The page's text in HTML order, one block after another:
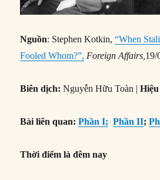
Nguồn: Stephen Kotkin,“When
Fooled Whom?”, Foreign Affairs, 19/
Biên dịch:Nguyễn Hữu Toàn |
Bài liên quan:Phần I; Phần II;
Thời điểm là đêm nay